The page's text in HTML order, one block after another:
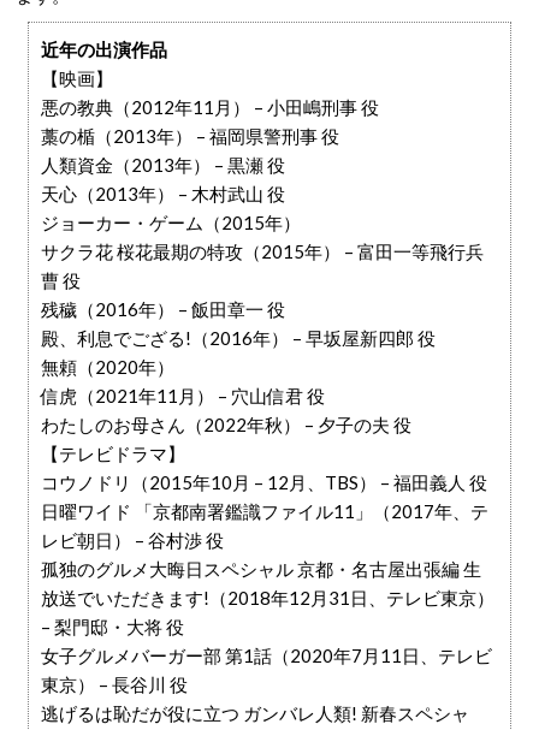
近年の出演作品
【映画】
悪の教典（2012年11月） – 小田嶋刑事 役
藁の楯（2013年） – 福岡県警刑事 役
人類資金（2013年） – 黒瀬 役
天心（2013年） – 木村武山 役
ジョーカー・ゲーム（2015年）
サクラ花 桜花最期の特攻（2015年） – 富田一等飛行兵
曹 役
残穢（2016年） – 飯田章一 役
殿、利息でござる!（2016年） – 早坂屋新四郎 役
無頼（2020年）
信虎（2021年11月） – 穴山信君 役
わたしのお母さん（2022年秋） – 夕子の夫 役
【テレビドラマ】
コウノドリ（2015年10月 – 12月、TBS） – 福田義人 役
日曜ワイド 「京都南署鑑識ファイル11」（2017年、テ
レビ朝日） – 谷村渉 役
孤独のグルメ大晦日スペシャル 京都・名古屋出張編 生
放送でいただきます!（2018年12月31日、テレビ東京）
– 梨門邸・大将 役
女子グルメバーガー部 第1話（2020年7月11日、テレビ
東京） – 長谷川 役
逃げるは恥だが役に立つ ガンバレ人類! 新春スペシャ